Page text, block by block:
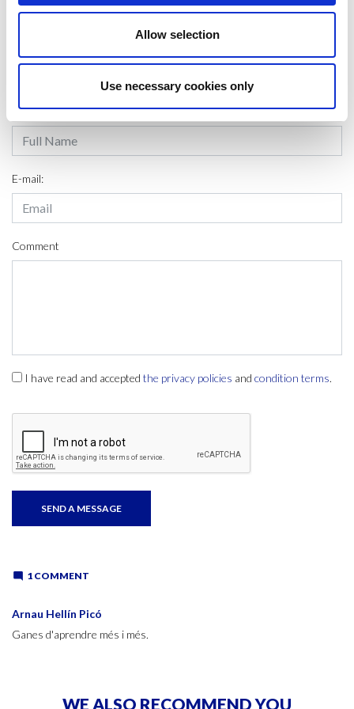
Allow selection
Use necessary cookies only
Name & surname:
E-mail:
Comment
I have read and accepted the privacy policies and condition terms.
1 COMMENT
Arnau Hellín Picó
Ganes d'aprendre més i més.
WE ALSO RECOMMEND YOU